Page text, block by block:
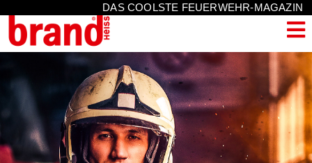
DAS COOLSTE FEUERWEHR-MAGAZIN